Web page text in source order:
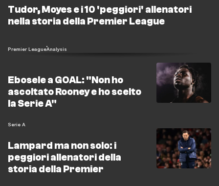
Tudor, Moyes e i 10 'peggiori' allenatori
nella storia della Premier League
Premier LeagueAnalysis
Ebosele a GOAL: "Non ho
ascoltato Rooney e ho scelto
la Serie A"
Serie A
Lampard ma non solo: i
peggiori allenatori della
storia della Premier